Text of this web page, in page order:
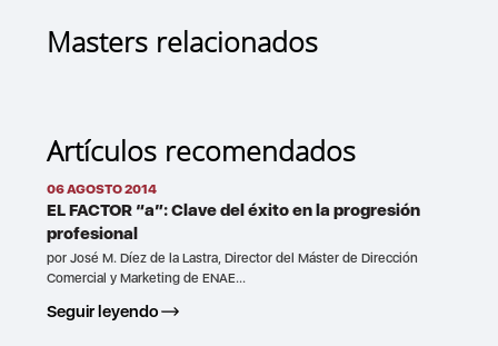
Masters relacionados
Artículos recomendados
06 AGOSTO 2014
EL FACTOR “a”: Clave del éxito en la progresión
profesional
por José M. Díez de la Lastra, Director del Máster de Dirección
Comercial y Marketing de ENAE...
Seguir leyendo